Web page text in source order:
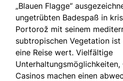
„Blauen Flagge“
ungetrübten Badespaß in
Portorož mit seinem
subtropischen Vegetation
eine Reise wert. Vielfältige
Unterhaltungsmöglichkeiten,
Casinos machen einen